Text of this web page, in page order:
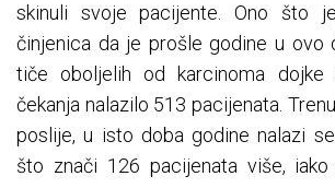
skinuli svoje pacijente. Ono što
činjenica da je prošle godine u ovo
tiče oboljelih od karcinoma
čekanja nalazilo 513 pacijenata.
poslije, u isto doba godine nalazi
što znači 126 pacijenata više,